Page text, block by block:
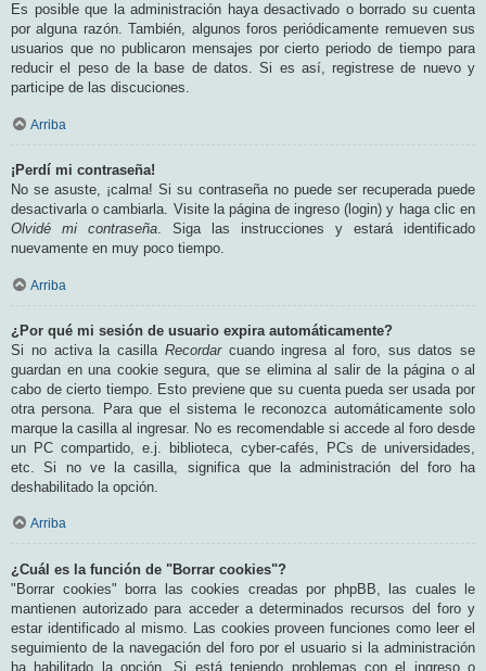
Es posible que la administración haya desactivado o borrado su cuenta
por alguna razón. También, algunos foros periódicamente remueven sus
usuarios que no publicaron mensajes por cierto periodo de tiempo para
reducir el peso de la base de datos. Si es así, registrese de nuevo y
participe de las discuciones.
Arriba
¡Perdí mi contraseña!
No se asuste, ¡calma! Si su contraseña no puede ser recuperada puede
desactivarla o cambiarla. Visite la página de ingreso (login) y haga clic en
Olvidé mi contraseña. Siga las instrucciones y estará identificado
nuevamente en muy poco tiempo.
Arriba
¿Por qué mi sesión de usuario expira automáticamente?
Si no activa la casilla Recordarcuando ingresa al foro, sus datos se
guardan en una cookie segura, que se elimina al salir de la página o al
cabo de cierto tiempo. Esto previene que su cuenta pueda ser usada por
otra persona. Para que el sistema le reconozca automáticamente solo
marque la casilla al ingresar. No es recomendable si accede al foro desde
un PC compartido, e.j. biblioteca, cyber-cafés, PCs de universidades,
etc. Si no ve la casilla, significa que la administración del foro ha
deshabilitado la opción.
Arriba
¿Cuál es la función de "Borrar cookies"?
"Borrar cookies" borra las cookies creadas por phpBB, las cuales le
mantienen autorizado para acceder a determinados recursos del foro y
estar identificado al mismo. Las cookies proveen funciones como leer el
seguimiento de la navegación del foro por el usuario si la administración
ha habilitado la opción. Si está teniendo problemas con el ingreso o